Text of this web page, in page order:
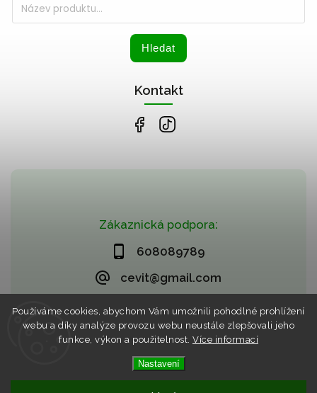
Používáme cookies, abychom Vám umožnili pohodlné prohlížení
webu a díky analýze provozu webu neustále zlepšovali jeho
funkce, výkon a použitelnost. Více informací
Nastavení
Zákaznická podpora:
608089789
cevit@gmail.com
Hledat
Kontakt
CZECHVIET market (CEVIT)
vyhrazena.